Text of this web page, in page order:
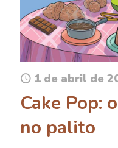
1 de abril de
Cake Pop:
no palito